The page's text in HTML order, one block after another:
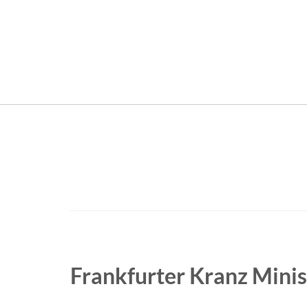
Frankfurter Kranz Minis